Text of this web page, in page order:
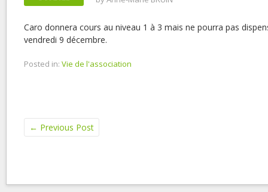
Caro donnera cours au niveau 1 à 3 mais ne pourra pas
vendredi 9 décembre.
Posted in: Vie de l'association
← Previous Post